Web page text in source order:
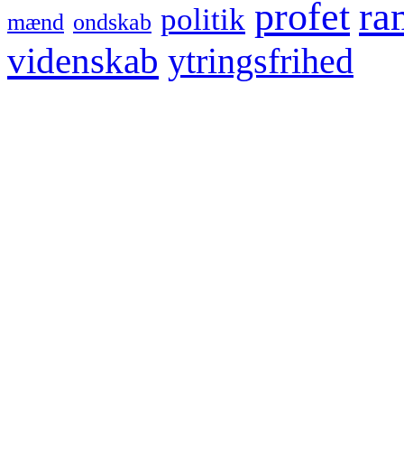
mænd ondskab politik profet
videnskab ytringsfrihed